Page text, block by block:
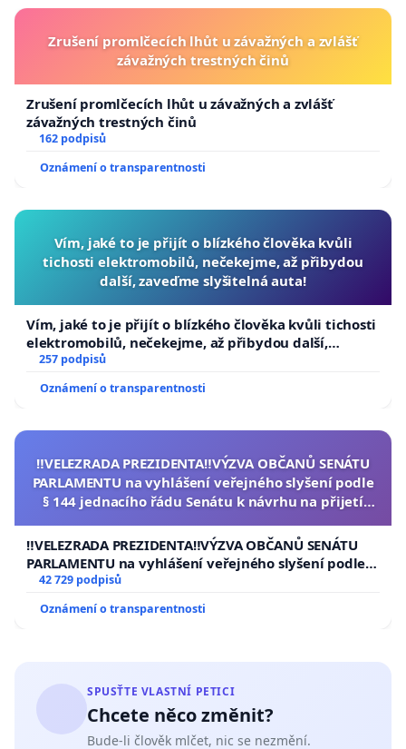
Zrušení promlčecích lhůt u závažných a zvlášť
závažných trestných činů
Zrušení promlčecích lhůt u závažných a zvlášť
závažných trestných činů
162 podpisů
Oznámení o transparentnosti
Vím, jaké to je přijít o blízkého člověka kvůli
tichosti elektromobilů, nečekejme, až přibydou
další, zaveďme slyšitelná auta!
Vím, jaké to je přijít o blízkého člověka kvůli tichosti
elektromobilů, nečekejme, až přibydou další,
zaveďme slyšitelná auta!
257 podpisů
Oznámení o transparentnosti
‼️VELEZRADA PREZIDENTA‼️VÝZVA OBČANŮ SENÁTU
PARLAMENTU na vyhlášení veřejného slyšení podle
§ 144 jednacího řádu Senátu k návrhu na přijetí
republiky
‼️VELEZRADA PREZIDENTA‼️VÝZVA OBČANŮ SENÁTU
PARLAMENTU na vyhlášení veřejného slyšení podle §
144 jednacího řádu Senátu k návrhu na přijetí
usnesení k podání ústavní žaloby na prezidenta
republiky
42 729 podpisů
Oznámení o transparentnosti
SPUSŤTE VLASTNÍ PETICI
Chcete něco změnit?
Bude-li člověk mlčet, nic se nezmění.